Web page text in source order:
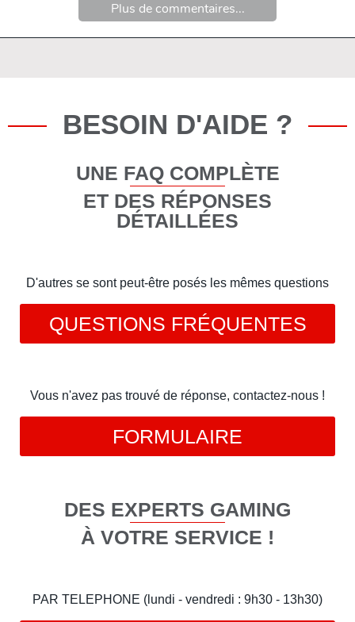
Plus de commentaires...
BESOIN D'AIDE ?
UNE FAQ COMPLÈTE
ET DES RÉPONSES
DÉTAILLÉES
D'autres se sont peut-être posés les mêmes questions
QUESTIONS FRÉQUENTES
Vous n'avez pas trouvé de réponse, contactez-nous !
FORMULAIRE
DES EXPERTS GAMING
À VOTRE SERVICE !
PAR TELEPHONE (lundi - vendredi : 9h30 - 13h30)